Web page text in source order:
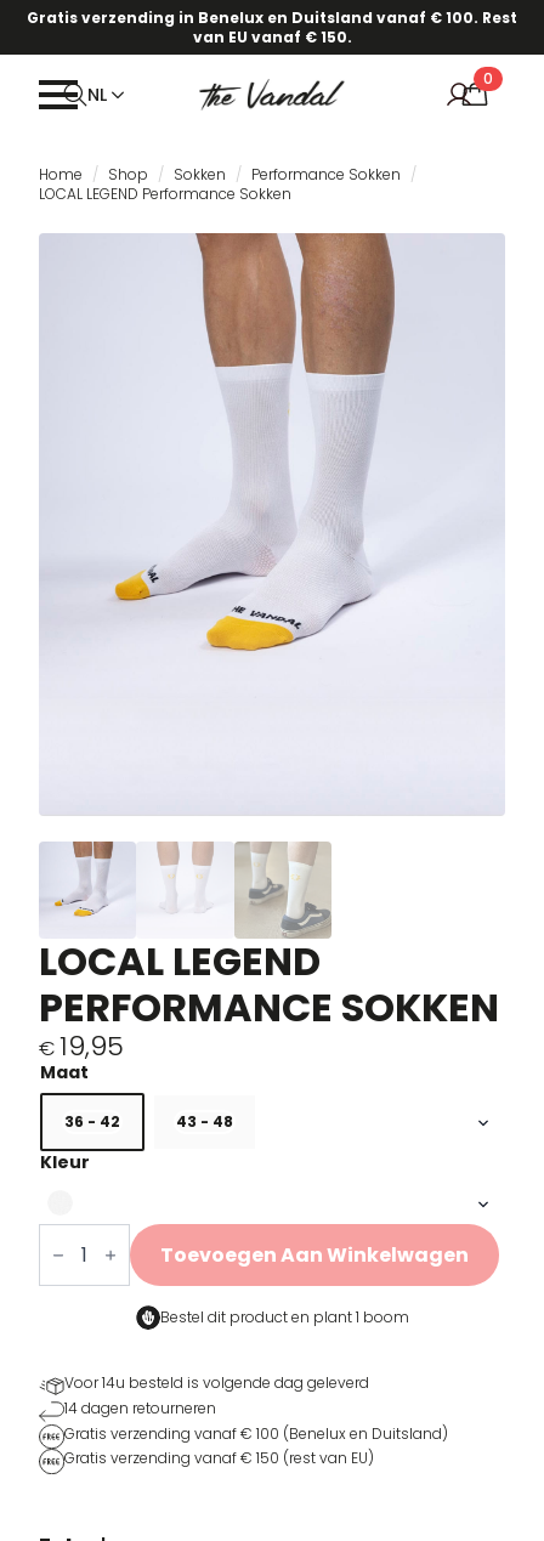
Gratis verzending in Benelux en Duitsland vanaf € 100. Rest
van EU vanaf € 150.
NL
0
Home Shop Sokken
Performance Sokken
LOCAL LEGEND Performance Sokken
LOCAL LEGEND
PERFORMANCE SOKKEN
€19,95
36 - 42 43 - 48
Kleur
LOCAL
LEGEND
Performance
Sokken
Toevoegen Aan Winkelwagen
Bestel dit product en plant 1 boom
Voor 14u besteld is volgende dag geleverd
14 dagen retourneren
Gratis verzending vanaf € 100 (Benelux en Duitsland)
Gratis verzending vanaf € 150 (rest van EU)